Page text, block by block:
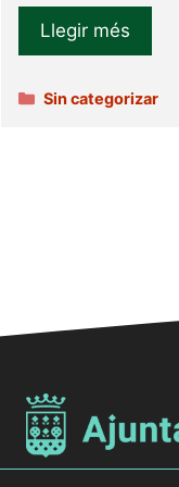
Llegir més
Categories
Sin categorizar